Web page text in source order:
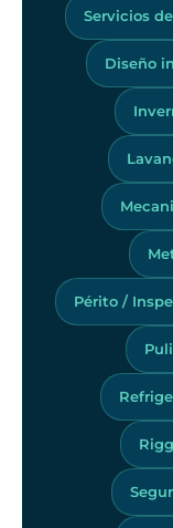
Servicios
Diseño
Périto /